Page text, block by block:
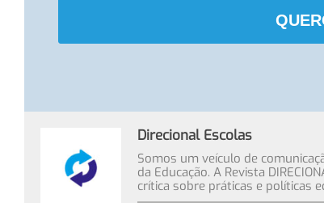
Direcional Escolas
Somos um veículo de
da Educação. A Revista
crítica sobre práticas e políticas